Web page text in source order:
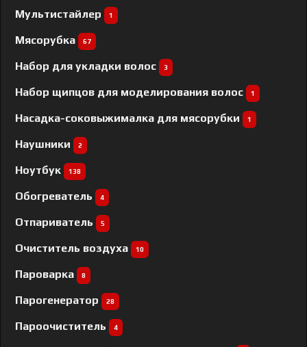
Мультистайлер 1
Мясорубка 67
Набор для укладки волос 3
Набор щипцов для моделирования волос 1
Насадка-соковыжималка для мясорубки 1
Наушники 2
Ноутбук 138
Обогреватель 4
Отпариватель 5
Очиститель воздуха 10
Пароварка 8
Парогенератор 28
Пароочиститель 4